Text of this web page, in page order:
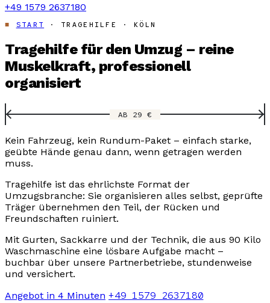
+49 1579 2637180
START · TRAGEHILFE · KÖLN
Tragehilfe für den Umzug – reine
Muskelkraft, professionell
organisiert
AB 29 €
Kein Fahrzeug, kein Rundum-Paket – einfach starke,
geübte Hände genau dann, wenn getragen werden
muss.
Tragehilfe ist das ehrlichste Format der
Umzugsbranche: Sie organisieren alles selbst, geprüfte
Träger übernehmen den Teil, der Rücken und
Freundschaften ruiniert.
Mit Gurten, Sackkarre und der Technik, die aus 90 Kilo
Waschmaschine eine lösbare Aufgabe macht –
buchbar über unsere Partnerbetriebe, stundenweise
und versichert.
Angebot in 4 Minuten +49 1579 2637180